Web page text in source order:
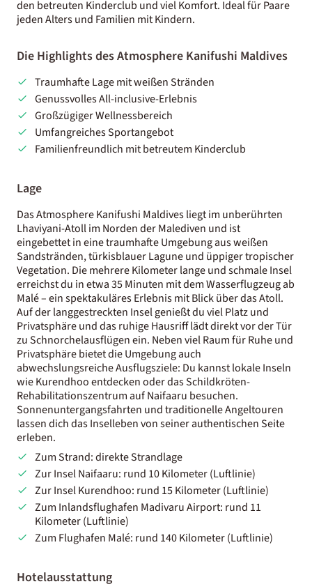
den betreuten Kinderclub und viel Komfort. Ideal für Paare
jeden Alters und Familien mit Kindern.
Die Highlights des Atmosphere Kanifushi Maldives
Traumhafte Lage mit weißen Stränden
Genussvolles All-inclusive-Erlebnis
Großzügiger Wellnessbereich
Umfangreiches Sportangebot
Familienfreundlich mit betreutem Kinderclub
Lage
Das Atmosphere Kanifushi Maldives liegt im unberührten
Lhaviyani-Atoll im Norden der Malediven und ist
eingebettet in eine traumhafte Umgebung aus weißen
Sandstränden, türkisblauer Lagune und üppiger tropischer
Vegetation. Die mehrere Kilometer lange und schmale Insel
erreichst du in etwa 35 Minuten mit dem Wasserflugzeug ab
Malé – ein spektakuläres Erlebnis mit Blick über das Atoll.
Auf der langgestreckten Insel genießt du viel Platz und
Privatsphäre und das ruhige Hausriff lädt direkt vor der Tür
zu Schnorchelausflügen ein. Neben viel Raum für Ruhe und
Privatsphäre bietet die Umgebung auch
abwechslungsreiche Ausflugsziele: Du kannst lokale Inseln
wie Kurendhoo entdecken oder das Schildkröten-
Rehabilitationszentrum auf Naifaaru besuchen.
Sonnenuntergangsfahrten und traditionelle Angeltouren
lassen dich das Inselleben von seiner authentischen Seite
erleben.
Zum Strand: direkte Strandlage
Zur Insel Naifaaru: rund 10 Kilometer (Luftlinie)
Zur Insel Kurendhoo: rund 15 Kilometer (Luftlinie)
Zum Inlandsflughafen Madivaru Airport: rund 11
Kilometer (Luftlinie)
Zum Flughafen Malé: rund 140 Kilometer (Luftlinie)
Hotelausstattung